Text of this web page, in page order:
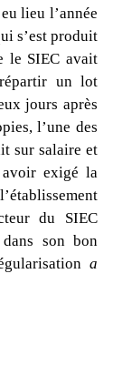
lieu l’année
s’est produit
le SIEC avait
un lot
jours après
l’une des
sur salaire et
avoir exigé la
du SIEC
son bon
a